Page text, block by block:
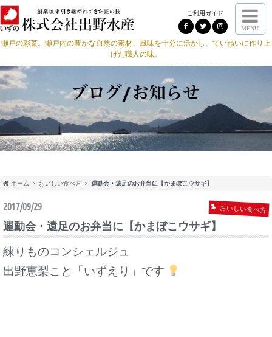
ご利用ガイド
MENU
瀬戸の彩菜。瀬戸内の豊かな自然の素材、風味を十分に活かし、ていねいに作り上
げた職人の味。
ホーム おいしい食べ方 運動会・遠足のお弁当に【かまぼこウサギ】
2017/09/29 おいしい食べ方
運動会・遠足のお弁当に【かまぼこウサギ】
練りものコンシェルジュ
出野恵梨こと「いずえり」です